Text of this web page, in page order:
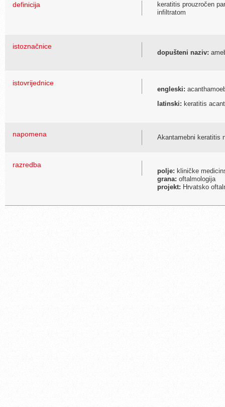
definicija
keratitis prouzročen
infiltratom
istoznačnice
dopušteni naziv:
istovrijednice
engleski:
latinski: keratitis
napomena Akantamebni keratitis
razredba
polje: kliničke
grana: oftalmologija
projekt: Hrvatsko